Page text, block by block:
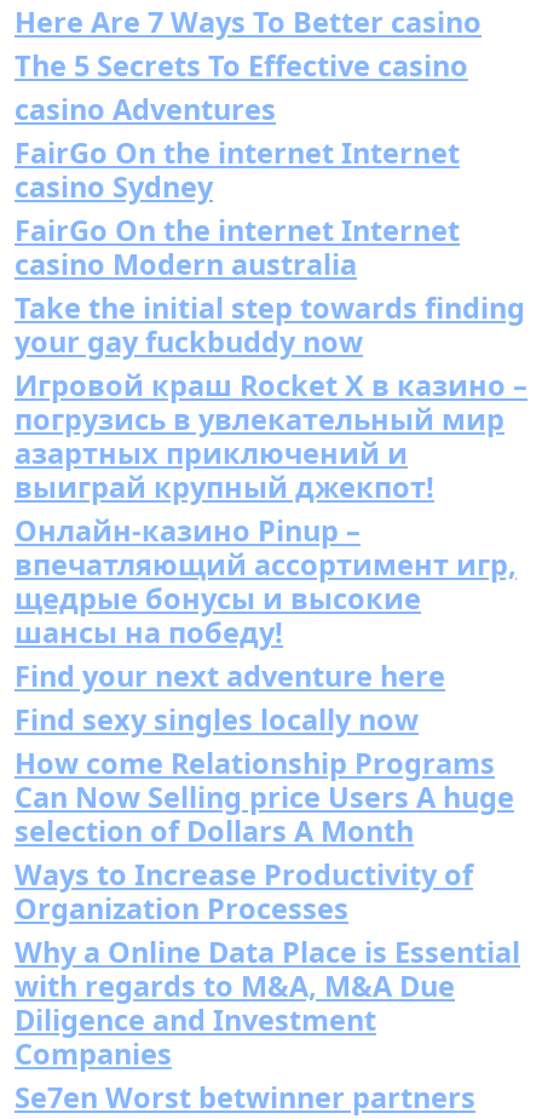
Here Are 7 Ways To Better casino
The 5 Secrets To Effective casino
casino Adventures
FairGo On the internet Internet
casino Sydney
FairGo On the internet Internet
casino Modern australia
Take the initial step towards finding
your gay fuckbuddy now
Игровой краш Rocket X в казино –
погрузись в увлекательный мир
азартных приключений и
выиграй крупный джекпот!
Онлайн-казино Pinup –
впечатляющий ассортимент игр,
щедрые бонусы и высокие
шансы на победу!
Find your next adventure here
Find sexy singles locally now
How come Relationship Programs
Can Now Selling price Users A huge
selection of Dollars A Month
Ways to Increase Productivity of
Organization Processes
Why a Online Data Place is Essential
with regards to M&A, M&A Due
Diligence and Investment
Companies
Se7en Worst betwinner partners